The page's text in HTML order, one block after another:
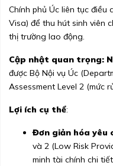
Chính phủ Úc liên tục điều
Visa) để thu hút sinh viên
thị trường lao động.
Cập nhật quan trọng:
được Bộ Nội vụ Úc
Assessment Level 2 (mức
Lợi ích cụ thể:
Đơn giản hóa yêu
và 2 (Low Risk
minh tài chính chi